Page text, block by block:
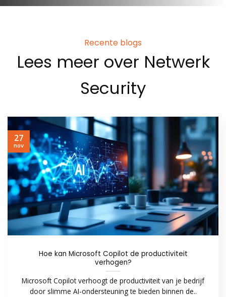
Recente blogs
Lees meer over Netwerk
Security
Hoe kan Microsoft Copilot de productiviteit
verhogen?
Microsoft Copilot verhoogt de productiviteit van je bedrijf
door slimme AI-ondersteuning te bieden binnen de..
27
nov